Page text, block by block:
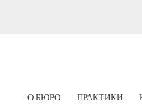
О БЮРО ПРАКТИКИ